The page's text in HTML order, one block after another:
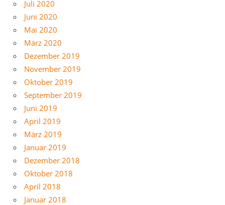
Juli 2020
Juni 2020
Mai 2020
März 2020
Dezember 2019
November 2019
Oktober 2019
September 2019
Juni 2019
April 2019
März 2019
Januar 2019
Dezember 2018
Oktober 2018
April 2018
Januar 2018